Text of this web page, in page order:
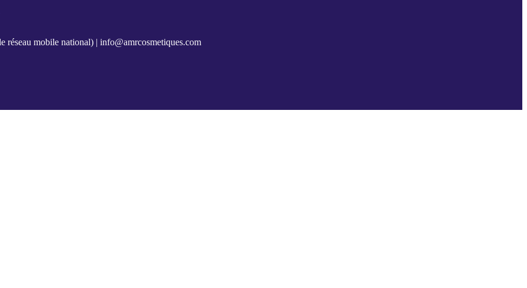
réseau mobile national) | info@amrcosmetiques.com